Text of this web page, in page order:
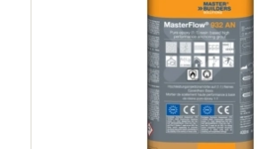
Проектировщикам